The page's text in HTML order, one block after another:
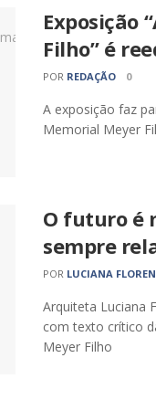
Exposição
Filho” é
POR REDAÇÃO 0
A exposição faz
Memorial Meyer
O futuro é
sempre
POR LUCIANA
Arquiteta Luciana
com texto crítico
Meyer Filho